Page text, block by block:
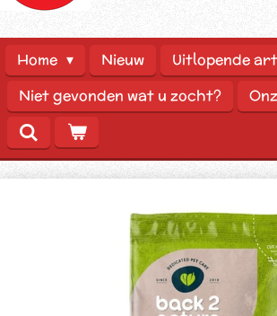
Home Nieuw Uitlopende
Niet gevonden wat u zocht?